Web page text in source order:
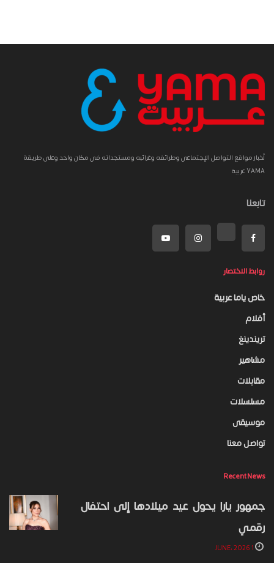
أخبار مواقع التواصل الإجتماعي وطرائفه وغرائبه ومستجداته في مكان واحد وعلى طريقة
YAMA عربية
تابعنا
روابط الاختصار
خاص ياما عربية
أفلام
تريندينغ
مشاهير
مقابلات
مسلسلات
موسيقى
تواصل معنا
Recent News
جمهور يارا يحول عيد ميلادها إلى احتفال
رقمي